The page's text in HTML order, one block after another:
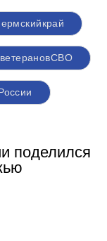
поделился